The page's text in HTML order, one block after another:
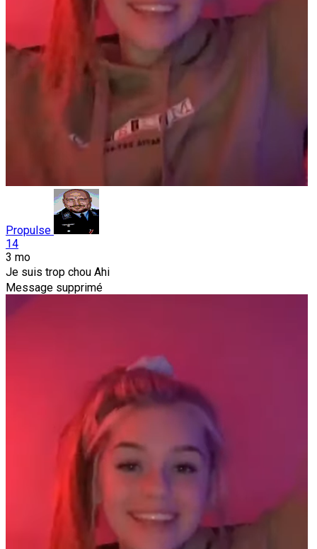
Propulse
14
3 mo
Je suis trop chou Ahi
Message supprimé